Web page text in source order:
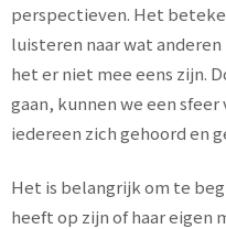
perspectieven. Het
luisteren naar wat
het er niet mee eens zijn.
gaan, kunnen we een
iedereen zich gehoord en
Het is belangrijk om te
heeft op zijn of haar eigen